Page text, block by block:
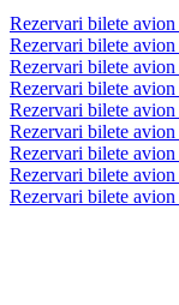
Rezervari bilete
Rezervari bilete
Rezervari bilete
Rezervari bilete
Rezervari bilete
Rezervari bilete
Rezervari bilete
Rezervari bilete
Rezervari bilete